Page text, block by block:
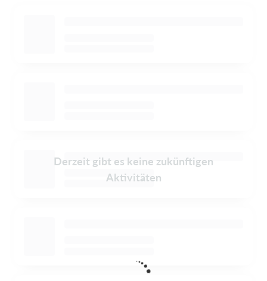
Derzeit gibt es keine zukünftigen
Aktivitäten